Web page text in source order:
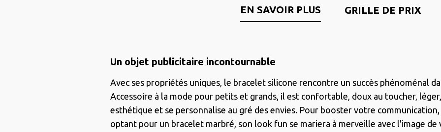
EN SAVOIR PLUS GRILLE DE PRIX
Un objet publicitaire incontournable
Avec ses propriétés uniques, le bracelet silicone rencontre un succès phénoménal
Accessoire à la mode pour petits et grands, il est confortable, doux au toucher,
esthétique et se personnalise au gré des envies. Pour booster votre communication,
optant pour un bracelet marbré, son look fun se mariera à merveille avec l'image